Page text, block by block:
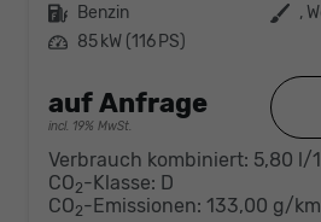
Kraftstoff Benzin Außenfarbe ,
Leistung 85 kW (116 PS)
auf Anfrage
incl. 19% MwSt.
Verbrauch kombiniert: 5,80 l/
CO2-Klasse: D
CO2-Emissionen: 133,00 g/km